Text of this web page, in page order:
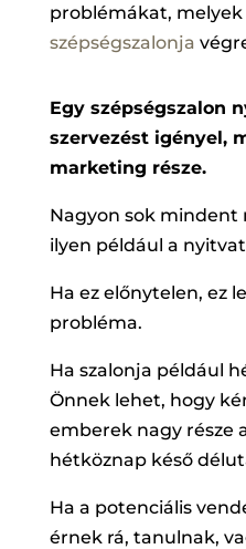
problémákat,
szépségszalonja
Egy szépségszalon
szervezést igényel,
marketing része.
Nagyon sok mindent
ilyen például a
Ha ez előnytelen, ez
probléma.
Ha szalonja például
Önnek lehet, hogy
emberek nagy része
hétköznap késő
Ha a potenciális
érnek rá, tanulnak,